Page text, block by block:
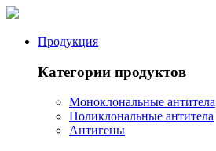
Продукция
Категории продуктов
Моноклональные антитела
Поликлональные антитела
Антигены